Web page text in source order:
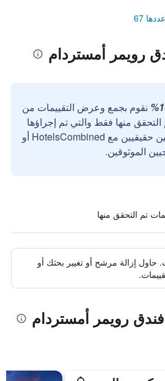
67
رويمر أمستردام
نقوم بجمع وعرض التقييمات من
منها فقط والتي تم إجراؤها
بواسطة مستخدمين حقيقيين مع HotelsCombined أو
الموثوقين.
حاول إزالة مرشح أو تغيير بحثك أو
رويمر أمستردام